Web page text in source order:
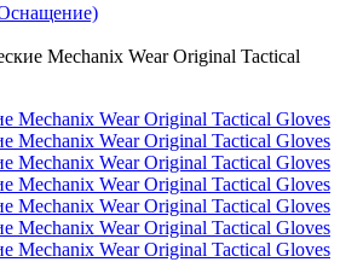
Mechanix Wear Original Tactical